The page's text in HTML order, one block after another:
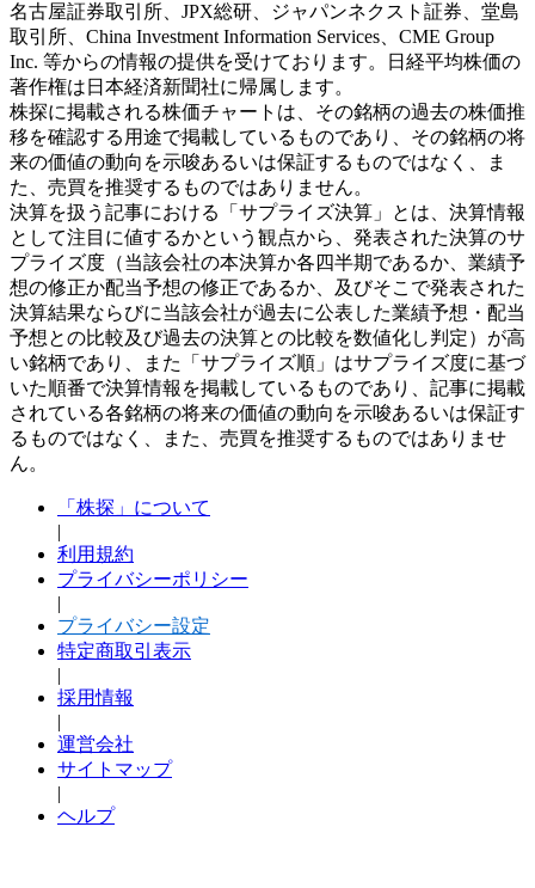
名古屋証券取引所、JPX総研、ジャパンネクスト証券、堂島
取引所、China Investment Information Services、CME Group
Inc. 等からの情報の提供を受けております。日経平均株価の
著作権は日本経済新聞社に帰属します。
株探に掲載される株価チャートは、その銘柄の過去の株価推
移を確認する用途で掲載しているものであり、その銘柄の将
来の価値の動向を示唆あるいは保証するものではなく、ま
た、売買を推奨するものではありません。
決算を扱う記事における「サプライズ決算」とは、決算情報
として注目に値するかという観点から、発表された決算のサ
プライズ度（当該会社の本決算か各四半期であるか、業績予
想の修正か配当予想の修正であるか、及びそこで発表された
決算結果ならびに当該会社が過去に公表した業績予想・配当
予想との比較及び過去の決算との比較を数値化し判定）が高
い銘柄であり、また「サプライズ順」はサプライズ度に基づ
いた順番で決算情報を掲載しているものであり、記事に掲載
されている各銘柄の将来の価値の動向を示唆あるいは保証す
るものではなく、また、売買を推奨するものではありませ
ん。
「株探」について
|
利用規約
プライバシーポリシー
|
プライバシー設定
特定商取引表示
|
採用情報
|
運営会社
サイトマップ
|
ヘルプ